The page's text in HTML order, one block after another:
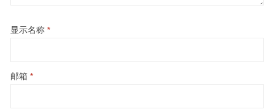
显示名称 *
邮箱 *